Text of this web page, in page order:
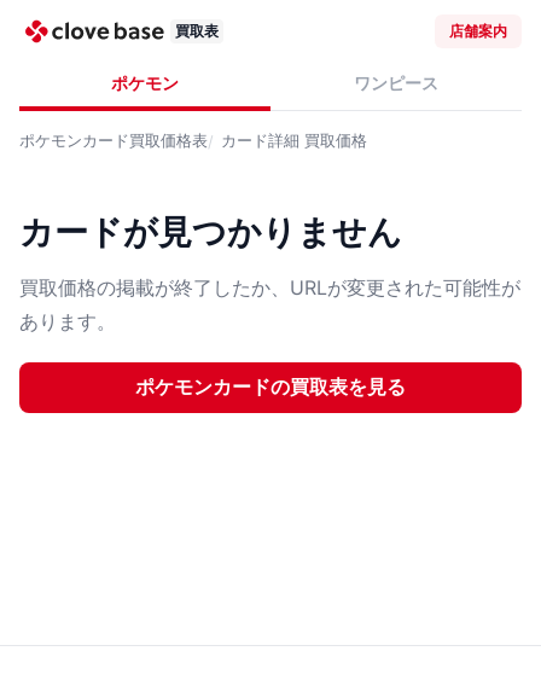
買取表 店舗案内
ポケモン ワンピース
ポケモンカード買取価格表 カード詳細 買取価格
カードが見つかりません
買取価格の掲載が終了したか、URLが変更された可能性が
あります。
ポケモンカードの買取表を見る